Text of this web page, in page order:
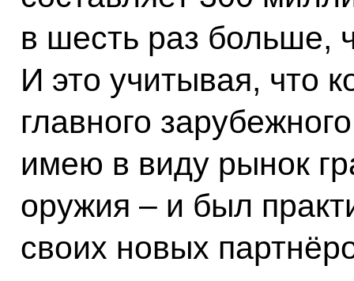
в шесть раз больше,
И это учитывая, что
главного
имею в виду рынок
оружия – и был
своих новых